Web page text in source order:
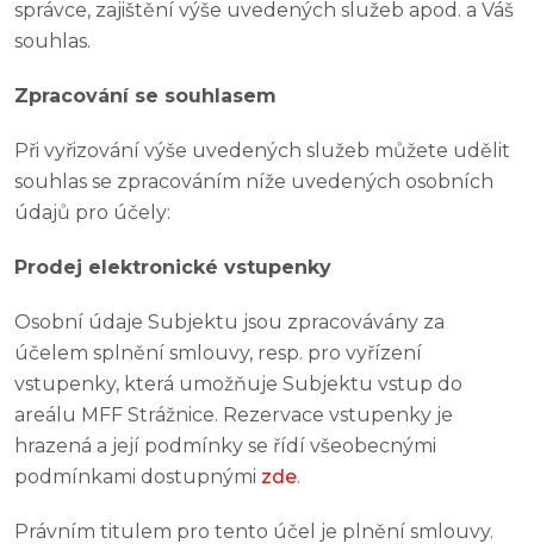
správce, zajištění výše uvedených služeb apod. a Váš
souhlas.
Zpracování se souhlasem
Při vyřizování výše uvedených služeb můžete udělit
souhlas se zpracováním níže uvedených osobních
údajů pro účely:
Prodej elektronické vstupenky
Osobní údaje Subjektu jsou zpracovávány za
účelem splnění smlouvy, resp. pro vyřízení
vstupenky, která umožňuje Subjektu vstup do
areálu MFF Strážnice. Rezervace vstupenky je
hrazená a její podmínky se řídí všeobecnými
podmínkami dostupnými zde.
Právním titulem pro tento účel je plnění smlouvy.